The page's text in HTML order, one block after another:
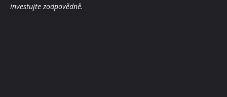
investujte zodpovědně.